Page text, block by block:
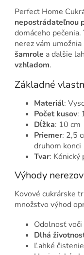
Perfect Home
nepostrádateľnou
domáceho
nerez vám
šamrole a ďalšie
vzhľadom.
Základné
Materiál:
Počet kusov:
Dĺžka: 10 cm
Priemer: 2,5
druhom konci
Tvar: Kónický
Výhody
Kovové cukrárske
množstvo výhod
Odolnosť voči
Dlhá
Ľahké